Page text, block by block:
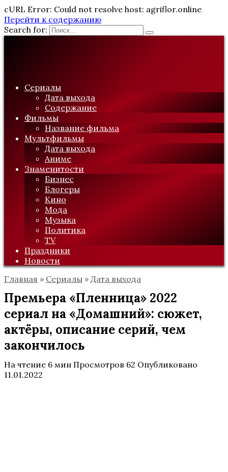
cURL Error: Could not resolve host: agriflor.online
Перейти к содержанию
Search for:
Сериалы
Дата выхода
Содержание
Фильмы
Название фильма
Мультфильмы
Дата выхода
Аниме
Знаменитости
Бизнес
Блогеры
Кино
Мода
Музыка
Политика
TV
Праздники
Новости
Главная » Сериалы » Дата выхода
Премьера «Пленница» 2022
сериал на «Домашний»: сюжет,
актёры, описание серий, чем
закончилось
На чтение 6 мин Просмотров 62 Опубликовано
11.01.2022